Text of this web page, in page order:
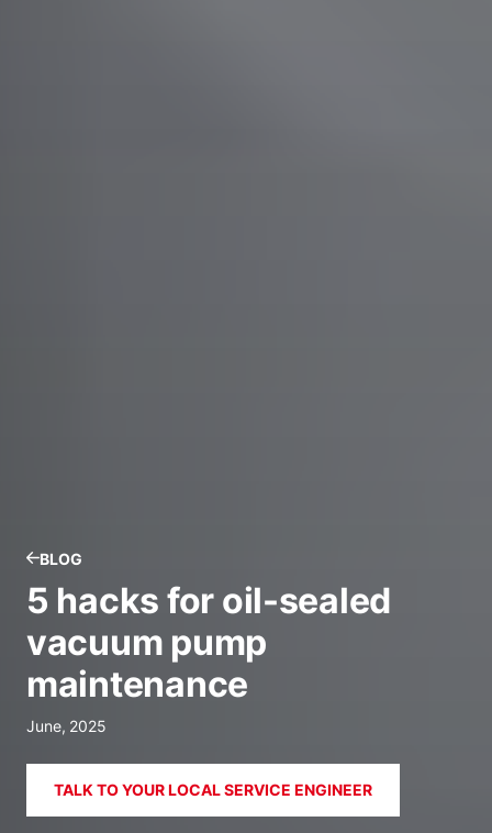
BLOG
5 hacks for oil-sealed
vacuum pump
maintenance
June, 2025
TALK TO YOUR LOCAL SERVICE ENGINEER